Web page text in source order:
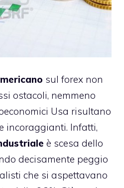
sul forex non
ostacoli, nemmeno
Usa risultano
incoraggianti. Infatti,
è scesa dello
decisamente peggio
che si aspettavano